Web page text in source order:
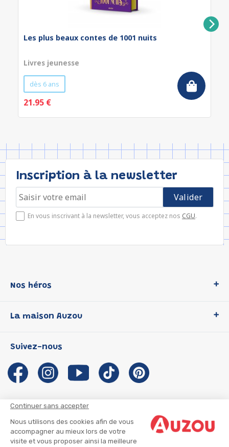
Continuer sans accepter
Nous utilisons des cookies afin de vous
accompagner au mieux lors de votre
visite et vous proposer ainsi la meilleure
Les plus beaux contes de 1001 nuits
Livres jeunesse
dès 6 ans
21.95 €
Inscription à la newsletter
En vous inscrivant à la newsletter, vous acceptez nos CGU.
Nos héros
P'tit Loup
Les Influenceuses
Migali
Petite Taupe
La maison Auzou
Notre histoire
Auzou s'engage
Auteurs et illustrateurs Auzou
Suivre mon colis
Infos consommateur
Suivez-nous
CGU
CGV